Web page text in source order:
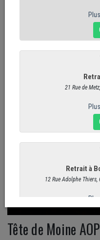
Tête de Moine AOP